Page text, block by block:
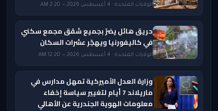
الولايات المتحدة · 4 أغسطس 2026 — 2:20 AM
حريق هائل يضرّ بجميع شقق مجمع سكني
في كاليفورنيا ويهجّر عشرات السكان
الولايات المتحدة · 4 أغسطس 2026 — 12:20 AM
وزارة العدل الأميركية تمهل مدارس في
ماريلاند 7 أيام لتغيير سياسة إخفاء
معلومات الهوية الجندرية عن الأهالي